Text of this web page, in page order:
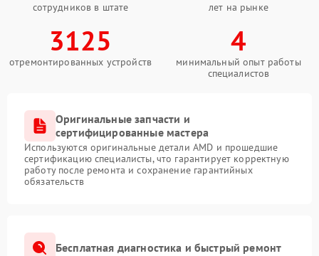
сотрудников в штате лет на рынке
3125
отремонтированных устройств
4
минимальный опыт работы
специалистов
Оригинальные запчасти и
сертифицированные мастера
Используются оригинальные детали AMD и прошедшие
сертификацию специалисты, что гарантирует корректную
работу после ремонта и сохранение гарантийных
обязательств
Бесплатная диагностика и быстрый ремонт